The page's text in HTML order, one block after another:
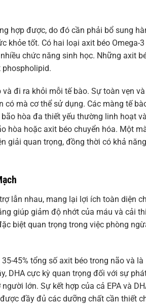
hợp được, do đó cần phải bổ sung
khỏe tốt. Có hai loại axit béo Omega-3
chức năng sinh học. Những axit
phospholipid.
đi ra khỏi mỗi tế bào. Sự toàn vẹn và
mà cơ thể sử dụng. Các màng tế
hòa đa thiết yếu thường linh hoạt và
hòa hoặc axit béo chuyển hóa. Một
giải quan trọng, đồng thời có khả năng
lẫn nhau, mang lại lợi ích toàn diện
giúp giảm độ nhớt của máu và cải
biệt quan trọng trong việc phòng
45% tổng số axit béo trong não và là
DHA cực kỳ quan trọng đối với sự
lớn. Sự kết hợp của cả EPA và
đầy đủ các dưỡng chất cần thiết